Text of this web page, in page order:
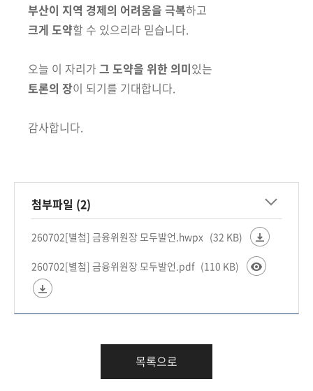
부산이 지역 경제의 어려움을 극복하고
크게 도약할 수 있으리라 믿습니다.
오늘 이 자리가 그 도약을 위한 의미있는
토론의 장이 되기를 기대합니다.
감사합니다.
첨부파일 (2)
260702[별첨] 금융위원장 모두발언.hwpx (32 KB)
260702[별첨] 금융위원장 모두발언.pdf (110 KB)
목록으로